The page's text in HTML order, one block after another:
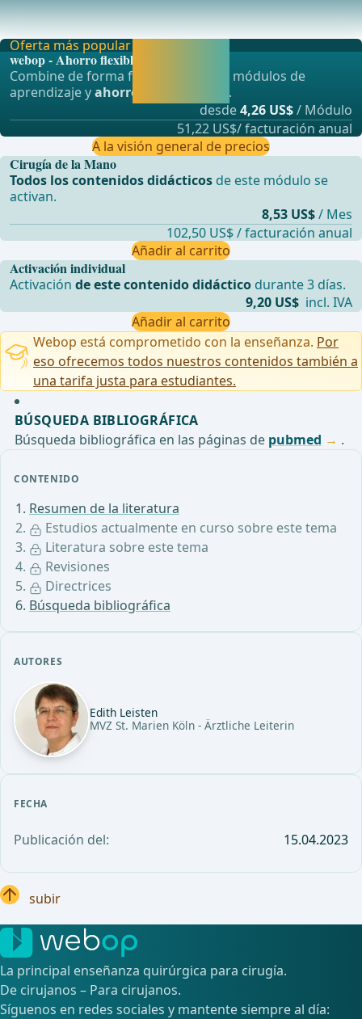
CONTENIDO
Resumen de la literatura
Estudios actualmente en curso sobre este tema
Literatura sobre este tema
Revisiones
Directrices
Búsqueda bibliográfica
AUTORES
Edith Leisten
MVZ St. Marien Köln - Ärztliche Leiterin
FECHA
Publicación del: 15.04.2023
Fijaci&#xF3;n intramedular enterrada con alambre K
comparada con fijaci&#xF3;n con placa y tornillo
Activación individual
Activaciónde este contenido didáctico durante 3 días.
9,20 US$ incl. IVA
Añadir al carrito
Oferta más popular
webop - Ahorro flexible
Combine de forma flexible nuestros módulos de
aprendizaje yahorre hasta un 50% .
desde4,26 US$/ Módulo
51,22 US$/ facturación anual
A la visión general de precios
Cirugía de la Mano
Todos los contenidos didácticos de este módulo se
activan.
8,53 US$/ Mes
102,50 US$ / facturación anual
Añadir al carrito
Webop está comprometido con la enseñanza. Por
eso ofrecemos todos nuestros contenidos también a
una tarifa justa para estudiantes.
BÚSQUEDA BIBLIOGRÁFICA
Búsqueda bibliográfica en las páginas de pubmed .
subir
La principal enseñanza quirúrgica para cirugía.
De cirujanos – Para cirujanos.
Síguenos en redes sociales y mantente siempre al día: